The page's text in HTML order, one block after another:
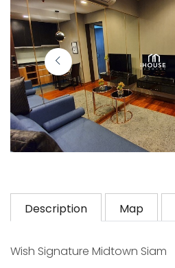
Description Map
Wish Signature Midtown Siam